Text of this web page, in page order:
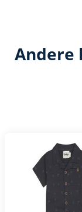
Andere